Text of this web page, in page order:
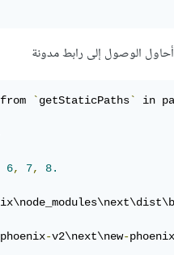
الوصول إلى رابط مدونة
`getStaticPaths` in
6, 7, 8.
-v2\next\new-